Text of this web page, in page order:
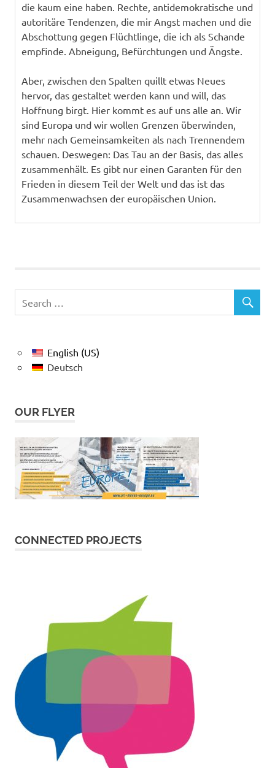
die kaum eine haben. Rechte, antidemokratische und
autoritäre Tendenzen, die mir Angst machen und die
Abschottung gegen Flüchtlinge, die ich als Schande
empfinde. Abneigung, Befürchtungen und Ängste.
Aber, zwischen den Spalten quillt etwas Neues
hervor, das gestaltet werden kann und will, das
Hoffnung birgt. Hier kommt es auf uns alle an. Wir
sind Europa und wir wollen Grenzen überwinden,
mehr nach Gemeinsamkeiten als nach Trennendem
schauen. Deswegen: Das Tau an der Basis, das alles
zusammenhält. Es gibt nur einen Garanten für den
Frieden in diesem Teil der Welt und das ist das
Zusammenwachsen der europäischen Union.
English (US)
Deutsch
OUR FLYER
CONNECTED PROJECTS